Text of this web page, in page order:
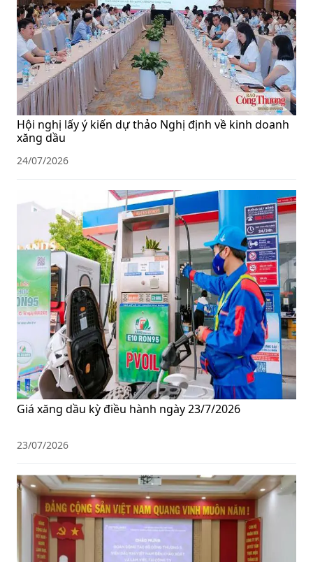
Hội nghị lấy ý kiến dự thảo Nghị định về kinh doanh
xăng dầu
24/07/2026
Giá xăng dầu kỳ điều hành ngày 23/7/2026
23/07/2026